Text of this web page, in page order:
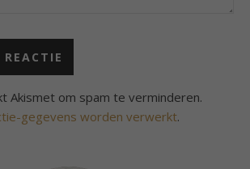
Akismet om spam te verminderen.
gegevens worden verwerkt.